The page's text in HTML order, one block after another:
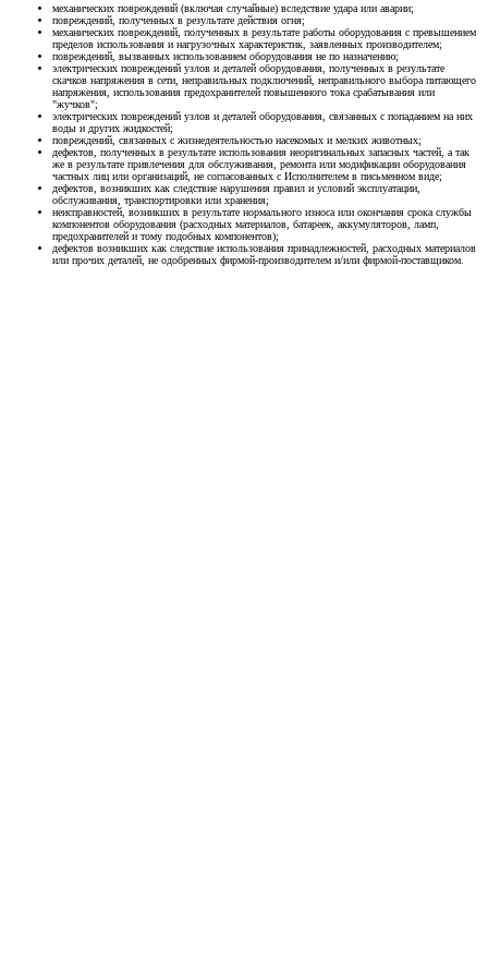
механических повреждений (включая случайные) вследствие удара или аварии;
повреждений, полученных в результате действия огня;
механических повреждений, полученных в результате работы оборудования с превышением
пределов использования и нагрузочных характеристик, заявленных производителем;
повреждений, вызванных использованием оборудования не по назначению;
электрических повреждений узлов и деталей оборудования, полученных в результате
скачков напряжения в сети, неправильных подключений, неправильного выбора питающего
напряжения, использования предохранителей повышенного тока срабатывания или
"жучков";
электрических повреждений узлов и деталей оборудования, связанных с попаданием на них
воды и других жидкостей;
повреждений, связанных с жизнедеятельностью насекомых и мелких животных;
дефектов, полученных в результате использования неоригинальных запасных частей, а так
же в результате привлечения для обслуживания, ремонта или модификации оборудования
частных лиц или организаций, не согласованных с Исполнителем в письменном виде;
дефектов, возникших как следствие нарушения правил и условий эксплуатации,
обслуживания, транспортировки или хранения;
неисправностей, возникших в результате нормального износа или окончания срока службы
компонентов оборудования (расходных материалов, батареек, аккумуляторов, ламп,
предохранителей и тому подобных компонентов);
дефектов возникших как следствие использования принадлежностей, расходных материалов
или прочих деталей, не одобренных фирмой-производителем и/или фирмой-поставщиком.